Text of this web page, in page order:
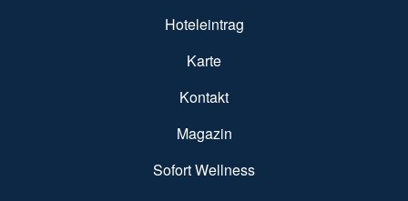
Hoteleintrag
Karte
Kontakt
Magazin
Sofort Wellness